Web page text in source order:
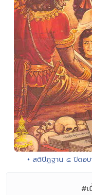
• สติปัฏฐาน ๔ ปิดอ
#เ